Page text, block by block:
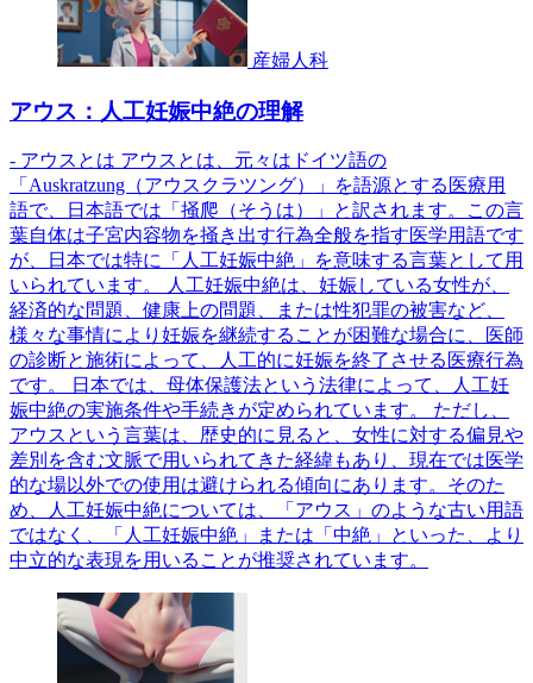
産婦人科
アウス：人工妊娠中絶の理解
- アウスとは アウスとは、元々はドイツ語の
「Auskratzung（アウスクラツング）」を語源とする医療用
語で、日本語では「掻爬（そうは）」と訳されます。この言
葉自体は子宮内容物を掻き出す行為全般を指す医学用語です
が、日本では特に「人工妊娠中絶」を意味する言葉として用
いられています。 人工妊娠中絶は、妊娠している女性が、
経済的な問題、健康上の問題、または性犯罪の被害など、
様々な事情により妊娠を継続することが困難な場合に、医師
の診断と施術によって、人工的に妊娠を終了させる医療行為
です。 日本では、母体保護法という法律によって、人工妊
娠中絶の実施条件や手続きが定められています。 ただし、
アウスという言葉は、歴史的に見ると、女性に対する偏見や
差別を含む文脈で用いられてきた経緯もあり、現在では医学
的な場以外での使用は避けられる傾向にあります。そのた
め、人工妊娠中絶については、「アウス」のような古い用語
ではなく、「人工妊娠中絶」または「中絶」といった、より
中立的な表現を用いることが推奨されています。